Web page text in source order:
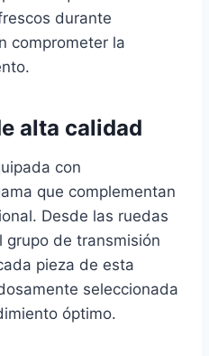
durante
comprometer la
alta calidad
con
que complementan
Desde las ruedas
grupo de transmisión
pieza de esta
seleccionada
óptimo.